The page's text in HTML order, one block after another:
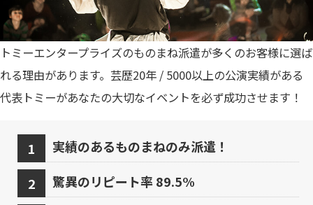
トミーエンタープライズのものまね派遣が多くのお客様に選ば
れる理由があります。芸歴20年 / 5000以上の公演実績がある
代表トミーがあなたの大切なイベントを必ず成功させます！
実績のあるものまねのみ派遣！
驚異のリピート率 89.5%